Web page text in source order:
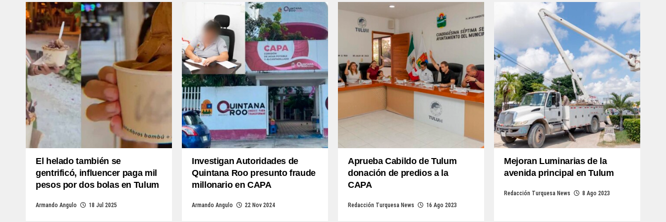
El helado también se
gentrificó, influencer paga mil
pesos por dos bolas en Tulum
Armando Angulo 18 Jul 2025
Investigan Autoridades de
Quintana Roo presunto fraude
millonario en CAPA
Armando Angulo 22 Nov 2024
Aprueba Cabildo de Tulum
donación de predios a la
CAPA
Redacción Turquesa News 16 Ago 2023
Mejoran Luminarias de la
avenida principal en Tulum
Redacción Turquesa News 8 Ago 2023